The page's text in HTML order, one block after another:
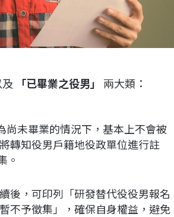
「已畢業之役男」
兩大類：
未畢業的情況下，基本上不會被
轉知役男戶籍地役政單位進行註
。
後，可印列「研發替代役役男報名
不予徵集」，確保自身權益，避免